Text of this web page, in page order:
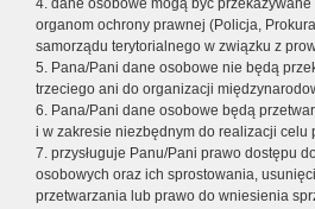
4. dane osobowe mogą być
organom ochrony prawnej (Policja,
samorządu terytorialnego w związku z
5. Pana/Pani dane osobowe nie będą
trzeciego ani do organizacji
6. Pana/Pani dane osobowe będą
i w zakresie niezbędnym do realizacji celu
7. przysługuje Panu/Pani prawo dostępu
osobowych oraz ich sprostowania,
przetwarzania lub prawo do wniesienia